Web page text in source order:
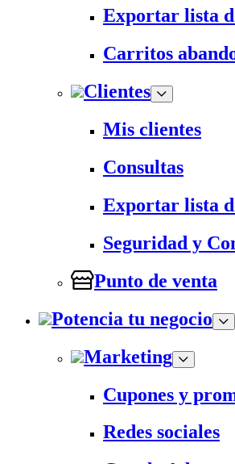
Exportar lista
Carritos
Clientes
Mis clientes
Consultas
Exportar lista
Seguridad y
Punto de venta
Potencia tu negocio
Marketing
Cupones y
Redes sociales